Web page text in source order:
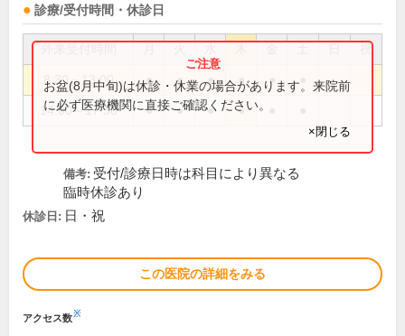
診療/受付時間・休診日
祝
8:30～13:00 ● ● ● ● ●
14:00～17:30 ● ● ● ●
お盆(8月中旬)は休診・休業の場合があります。来院前
に必ず医療機関に直接ご確認ください。
×閉じる
備考: 受付/診療日時は科目により異なる
臨時休診あり
休診日: 日・祝
この医院の詳細をみる
アクセス数※